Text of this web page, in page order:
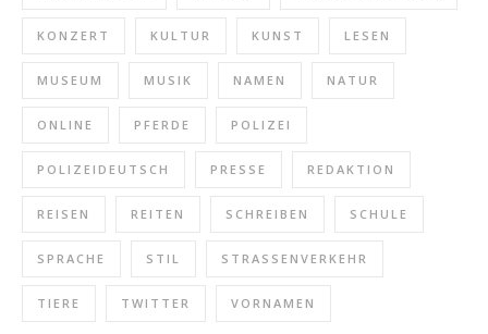
KONZERT KULTUR KUNST LESEN
MUSEUM MUSIK NAMEN NATUR
ONLINE PFERDE POLIZEI
POLIZEIDEUTSCH PRESSE REDAKTION
REISEN REITEN SCHREIBEN SCHULE
SPRACHE STIL STRASSENVERKEHR
TIERE TWITTER VORNAMEN